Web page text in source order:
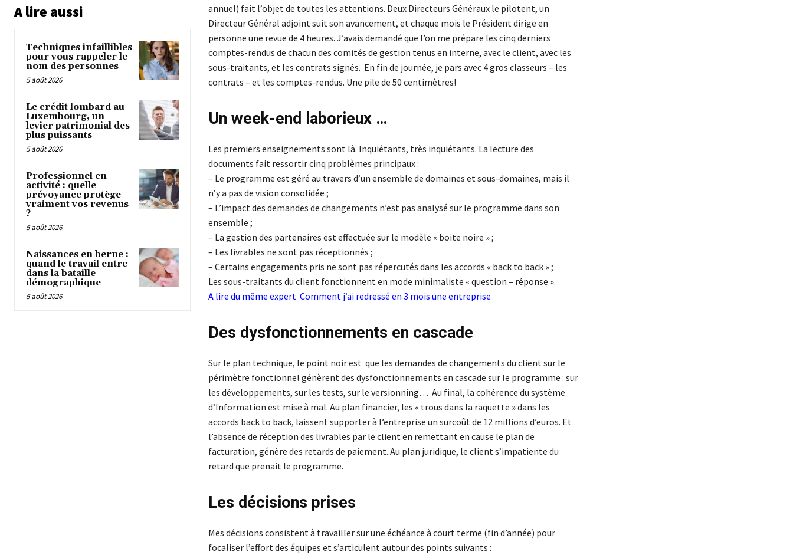
A lire aussi
Techniques infaillibles
pour vous rappeler le
nom des personnes
5 août 2026
Le crédit lombard au
Luxembourg, un
levier patrimonial des
plus puissants
5 août 2026
Professionnel en
activité : quelle
prévoyance protège
vraiment vos revenus
?
5 août 2026
Naissances en berne :
quand le travail entre
dans la bataille
démographique
5 août 2026
annuel) fait l’objet de toutes les attentions. Deux Directeurs Généraux le pilotent, un
Directeur Général adjoint suit son avancement, et chaque mois le Président dirige en
personne une revue de 4 heures. J’avais demandé que l’on me prépare les cinq derniers
comptes-rendus de chacun des comités de gestion tenus en interne, avec le client, avec les
sous-traitants, et les contrats signés. En fin de journée, je pars avec 4 gros classeurs – les
contrats – et les comptes-rendus. Une pile de 50 centimètres!
Un week-end laborieux …
Les premiers enseignements sont là. Inquiétants, très inquiétants. La lecture des
documents fait ressortir cinq problèmes principaux :
– Le programme est géré au travers d’un ensemble de domaines et sous-domaines, mais il
n’y a pas de vision consolidée ;
– L’impact des demandes de changements n’est pas analysé sur le programme dans son
ensemble ;
– La gestion des partenaires est effectuée sur le modèle « boite noire » ;
– Les livrables ne sont pas réceptionnés ;
– Certains engagements pris ne sont pas répercutés dans les accords « back to back » ;
Les sous-traitants du client fonctionnent en mode minimaliste « question – réponse ».
A lire du même expert Comment j’ai redressé en 3 mois une entreprise
Des dysfonctionnements en cascade
Sur le plan technique, le point noir est que les demandes de changements du client sur le
périmètre fonctionnel génèrent des dysfonctionnements en cascade sur le programme : sur
les développements, sur les tests, sur le versionning… Au final, la cohérence du système
d’Information est mise à mal. Au plan financier, les « trous dans la raquette » dans les
accords back to back, laissent supporter à l’entreprise un surcoût de 12 millions d’euros. Et
l’absence de réception des livrables par le client en remettant en cause le plan de
facturation, génère des retards de paiement. Au plan juridique, le client s’impatiente du
retard que prenait le programme.
Les décisions prises
Mes décisions consistent à travailler sur une échéance à court terme (fin d’année) pour
focaliser l’effort des équipes et s’articulent autour des points suivants :